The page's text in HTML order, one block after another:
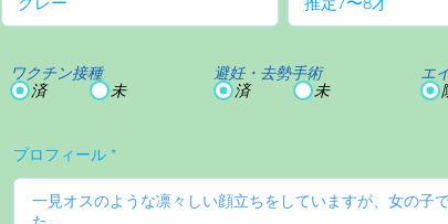
ワクチン接種
済
未
避妊・去勢手術
済
未
エ
プロフィール